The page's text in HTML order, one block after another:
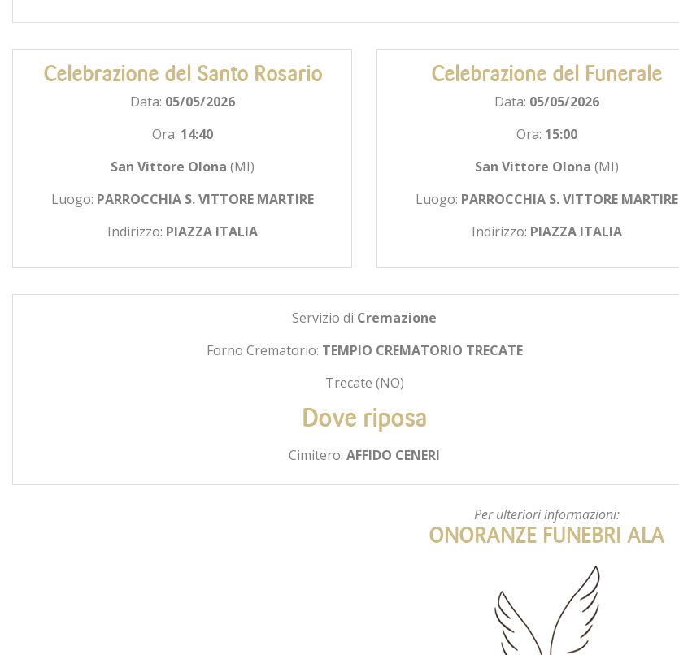
Celebrazione del Santo Rosario
Data: 05/05/2026
Ora: 14:40
San Vittore Olona (MI)
Luogo: PARROCCHIA S. VITTORE MARTIRE
Indirizzo: PIAZZA ITALIA
Celebrazione del Funerale
Data: 05/05/2026
Ora: 15:00
San Vittore Olona (MI)
Luogo: PARROCCHIA S. VITTORE MARTIRE
Indirizzo: PIAZZA ITALIA
Servizio di Cremazione
Forno Crematorio: TEMPIO CREMATORIO TRECATE
Trecate (NO)
Dove riposa
Cimitero: AFFIDO CENERI
Per ulteriori informazioni:
ONORANZE FUNEBRI ALA